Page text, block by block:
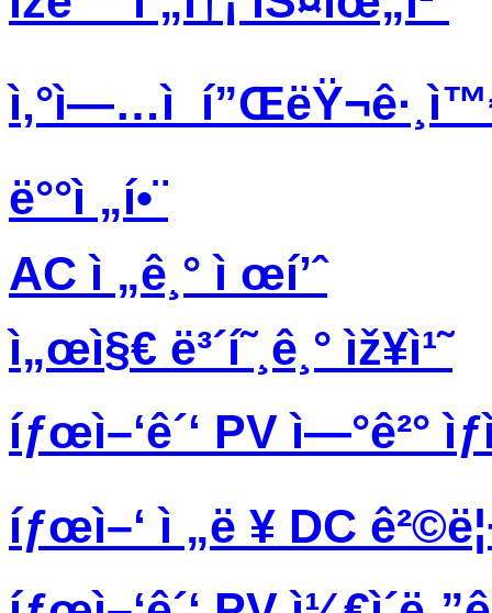
ì‚°ì—…ì 
ë°°ì „í•¨
AC ì „ê¸° ì œí’ˆ
ì„œì§€ ë³´í˜¸ê¸° ìž¥ì¹˜
íƒœì–‘ê´‘ PV ì—°ê²°
íƒœì–‘ ì „ë ¥ DC